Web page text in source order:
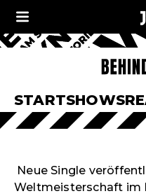
STARTSHOWS
Neue Single
Weltmeisterschaft im